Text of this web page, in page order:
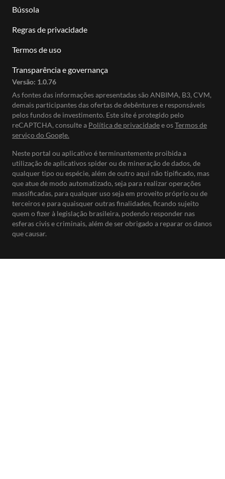
Bússola
Regras de privacidade
Termos de uso
Transparência e governança
Versão: 1.0.76
As fontes das informações apresentadas são ANBIMA, B3, CVM,
demais participantes das ofertas de debêntures e responsáveis
pelos fundos de investimento. Este site é protegido pelo
reCAPTCHA, consulte a Política de privacidadee osTermos de
serviço do Google.
Neste portal ou aplicativo é terminantemente proibida a
utilização de aplicativos spider ou de mineração de dados, de
qualquer tipo ou espécie, além de outro aqui não tipificado, mas
que atue de modo automatizado, seja para realizar operações
massificadas, para qualquer uso seja em proveito próprio ou de
terceiros e para quaisquer outras finalidades, ficando sujeito
quem o fizer à legislação brasileira, podendo responder nas
esferas civis e criminais, além de ser obrigado a reparar os danos
que causar.